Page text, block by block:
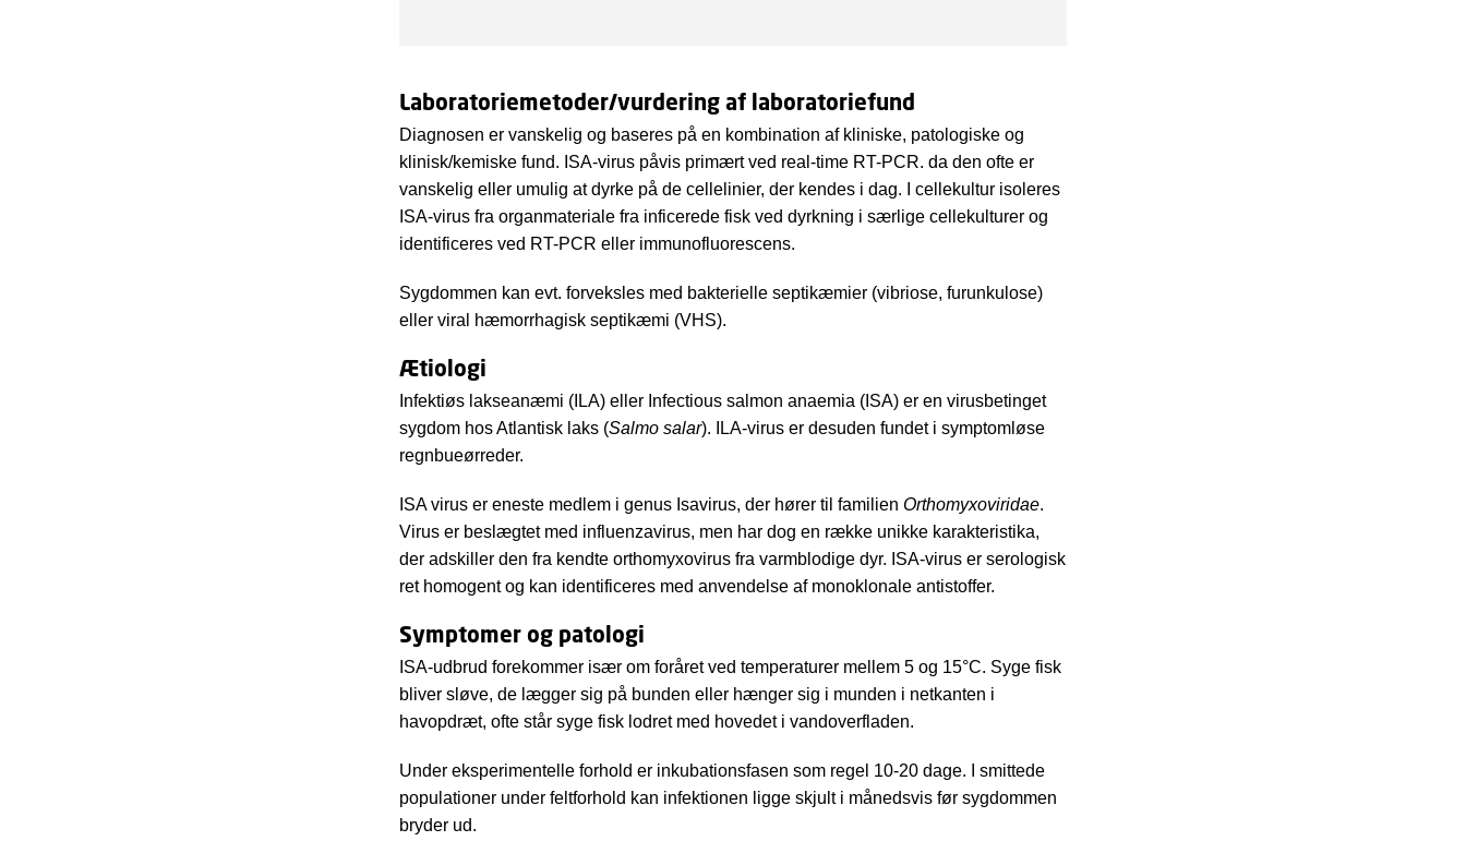
Laboratoriemetoder/vurdering af laboratoriefund
Diagnosen er vanskelig og baseres på en kombination af kliniske, patologiske og
klinisk/kemiske fund. ISA-virus påvis primært ved real-time RT-PCR. da den ofte er
vanskelig eller umulig at dyrke på de cellelinier, der kendes i dag. I cellekultur isoleres
ISA-virus fra organmateriale fra inficerede fisk ved dyrkning i særlige cellekulturer og
identificeres ved RT-PCR eller immunofluorescens.
Sygdommen kan evt. forveksles med bakterielle septikæmier (vibriose, furunkulose)
eller viral hæmorrhagisk septikæmi (VHS).
Ætiologi
Infektiøs lakseanæmi (ILA) eller Infectious salmon anaemia (ISA) er en virusbetinget
sygdom hos Atlantisk laks (Salmo salar). ILA-virus er desuden fundet i symptomløse
regnbueørreder.
ISA virus er eneste medlem i genus Isavirus, der hører til familien Orthomyxoviridae.
Virus er beslægtet med influenzavirus, men har dog en række unikke karakteristika,
der adskiller den fra kendte orthomyxovirus fra varmblodige dyr. ISA-virus er serologisk
ret homogent og kan identificeres med anvendelse af monoklonale antistoffer.
Symptomer og patologi
ISA-udbrud forekommer især om foråret ved temperaturer mellem 5 og 15°C. Syge fisk
bliver sløve, de lægger sig på bunden eller hænger sig i munden i netkanten i
havopdræt, ofte står syge fisk lodret med hovedet i vandoverfladen.
Under eksperimentelle forhold er inkubationsfasen som regel 10-20 dage. I smittede
populationer under feltforhold kan infektionen ligge skjult i månedsvis før sygdommen
bryder ud.